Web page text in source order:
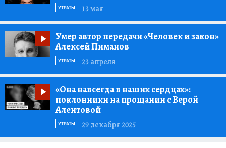
13 мая
УТРАТЫ.
Умер автор передачи «Человек и закон»
Алексей Пиманов
23 апреля
УТРАТЫ.
«Она навсегда в наших сердцах»:
поклонники на прощании с Верой
Алентовой
29 декабря 2025
УТРАТЫ.